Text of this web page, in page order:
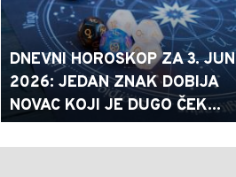
DNEVNI HOROSKOP ZA 3. JUN
2026: JEDAN ZNAK DOBIJA
NOVAC KOJI JE DUGO ČEK...